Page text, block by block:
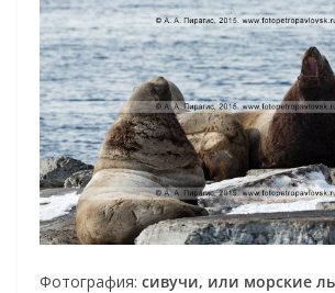
Фотография: сивучи, или морские